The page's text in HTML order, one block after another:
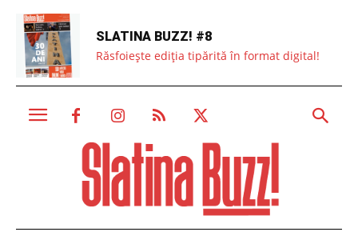
SLATINA BUZZ! #8
Răsfoiește ediția tipărită în format digital!